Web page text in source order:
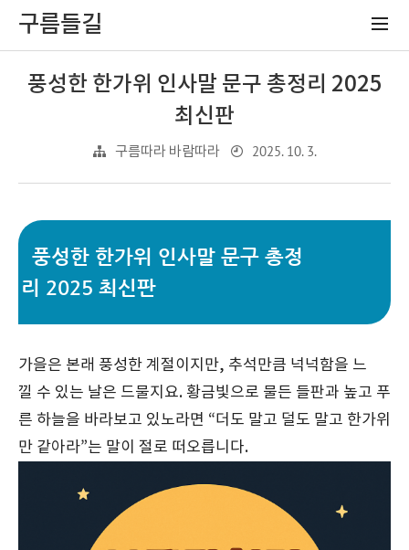
구름들길
풍성한 한가위 인사말 문구 총정리 2025
최신판
구름따라 바람따라 2025. 10. 3.
풍성한 한가위 인사말 문구 총정
리 2025 최신판
가을은 본래 풍성한 계절이지만, 추석만큼 넉넉함을 느
낄 수 있는 날은 드물지요. 황금빛으로 물든 들판과 높고 푸
른 하늘을 바라보고 있노라면 “더도 말고 덜도 말고 한가위
만 같아라”는 말이 절로 떠오릅니다.